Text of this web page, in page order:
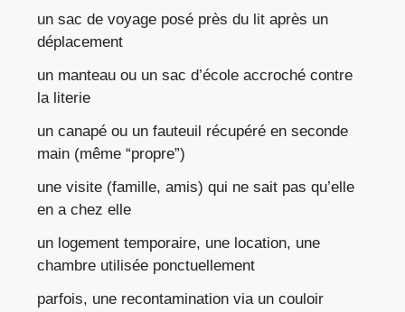
un sac de voyage posé près du lit après un
déplacement
un manteau ou un sac d’école accroché contre
la literie
un canapé ou un fauteuil récupéré en seconde
main (même “propre”)
une visite (famille, amis) qui ne sait pas qu’elle
en a chez elle
un logement temporaire, une location, une
chambre utilisée ponctuellement
parfois, une recontamination via un couloir